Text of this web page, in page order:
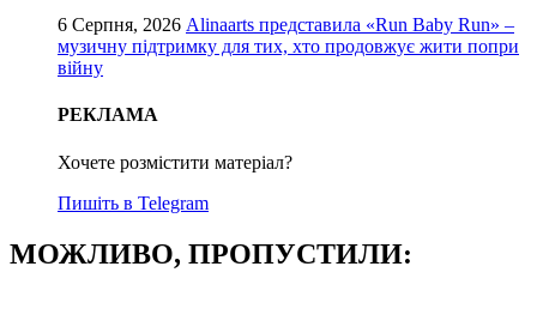
6 Серпня, 2026 Alinaarts представила «Run Baby Run» –
музичну підтримку для тих, хто продовжує жити попри
війну
РЕКЛАМА
Хочете розмістити матеріал?
Пишіть в Telegram
МОЖЛИВО, ПРОПУСТИЛИ: